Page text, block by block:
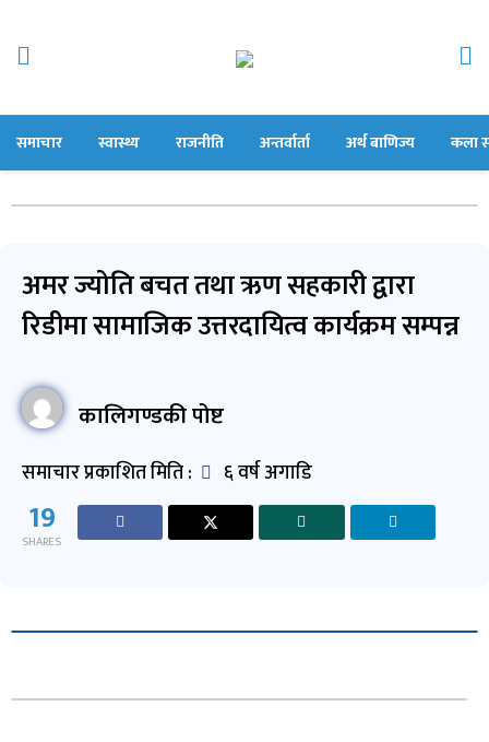
समाचार स्वास्थ्य राजनीति अन्तर्वार्ता अर्थ बाणिज्य कला
अमर ज्योति बचत तथा ऋण सहकारी द्वारा
रिडीमा सामाजिक उत्तरदायित्व कार्यक्रम सम्पन्न
कालिगण्डकी पोष्ट
समाचार प्रकाशित मिति : ६ वर्ष अगाडि
19
SHARES